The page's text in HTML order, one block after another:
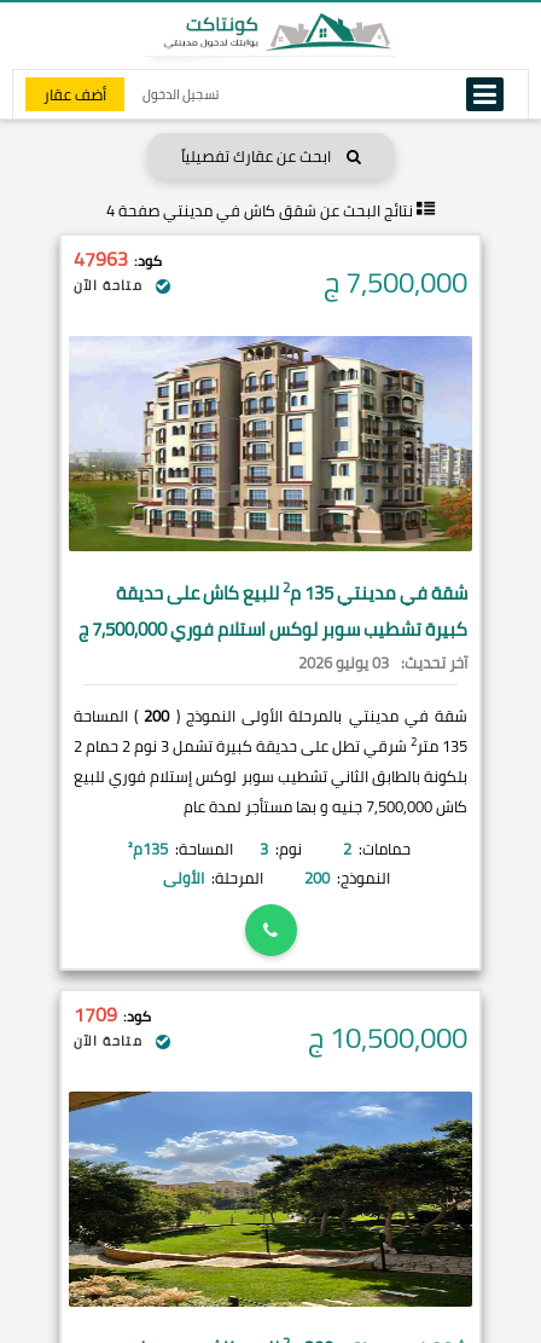
تسجيل الدخول أضف عقار
ابحث عن عقارك تفصيلياً
نتائج البحث عنشقق كاش في مدينتي صفحة 4
7,500,000ج كود: 47963
متاحة الآن
شقة فيمدينتي135 م 2للبيع كاش على حديقة
كبيرة تشطيب سوبر لوكس استلام فوري 7,500,000 ج
آخر تحديث: 03 يوليو 2026
شقة في مدينتي بالمرحلة الأولى النموذج (200) المساحة
135 متر
2
شرقي تطل على حديقة كبيرة تشمل 3 نوم 2 حمام 2
بلكونة بالطابق الثاني تشطيب سوبر لوكس إستلام فوري للبيع
كاش 7,500,000 جنيه و بها مستأجر لمدة عام
حمامات: 2 نوم: 3 المساحة: 135م²
النموذج: 200 المرحلة: الأولى
10,500,000ج كود: 1709
متاحة الآن